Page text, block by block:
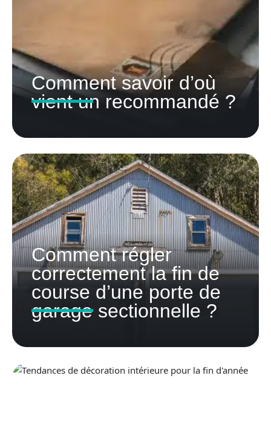
Comment savoir d’où
vient un recommandé ?
Comment régler
correctement la fin de
course d’une porte de
garage sectionnelle ?